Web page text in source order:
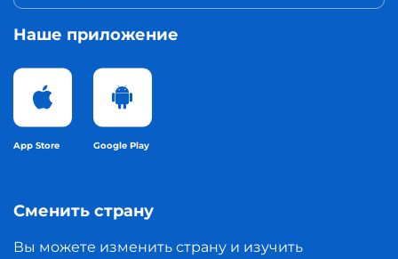
Наше приложение
App Store Google Play
Сменить страну
Вы можете изменить страну и изучить